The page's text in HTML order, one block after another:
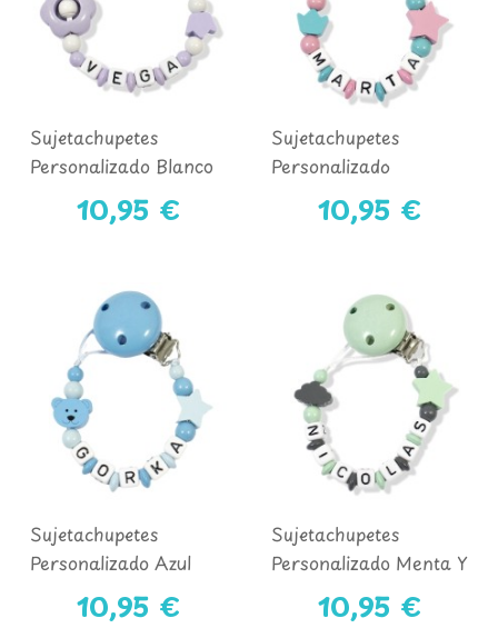
Sujetachupetes
Personalizado Blanco
10,95 €
Sujetachupetes
Personalizado
Turquesa Y Rosa
10,95 €
Sujetachupetes
Personalizado Azul
Medio Y Azul Claro
10,95 €
Sujetachupetes
Personalizado Menta Y
Gris Oscuro
10,95 €